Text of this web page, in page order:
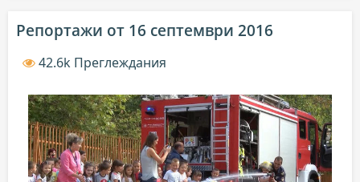
Репортажи от 16 септември 2016
42.6k Преглеждания